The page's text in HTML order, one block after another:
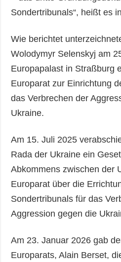
Sondertribunals“, heißt es
Wie berichtet
Wolodymyr Selenskyj am
Europapalast in Straßburg
Europarat zur Einrichtung
das Verbrechen der
Ukraine.
Am 15. Juli 2025
Rada der Ukraine ein
Abkommens zwischen der
Europarat über die
Sondertribunals für das
Aggression gegen die
Am 23. Januar 2026 gab
Europarats, Alain Berset,